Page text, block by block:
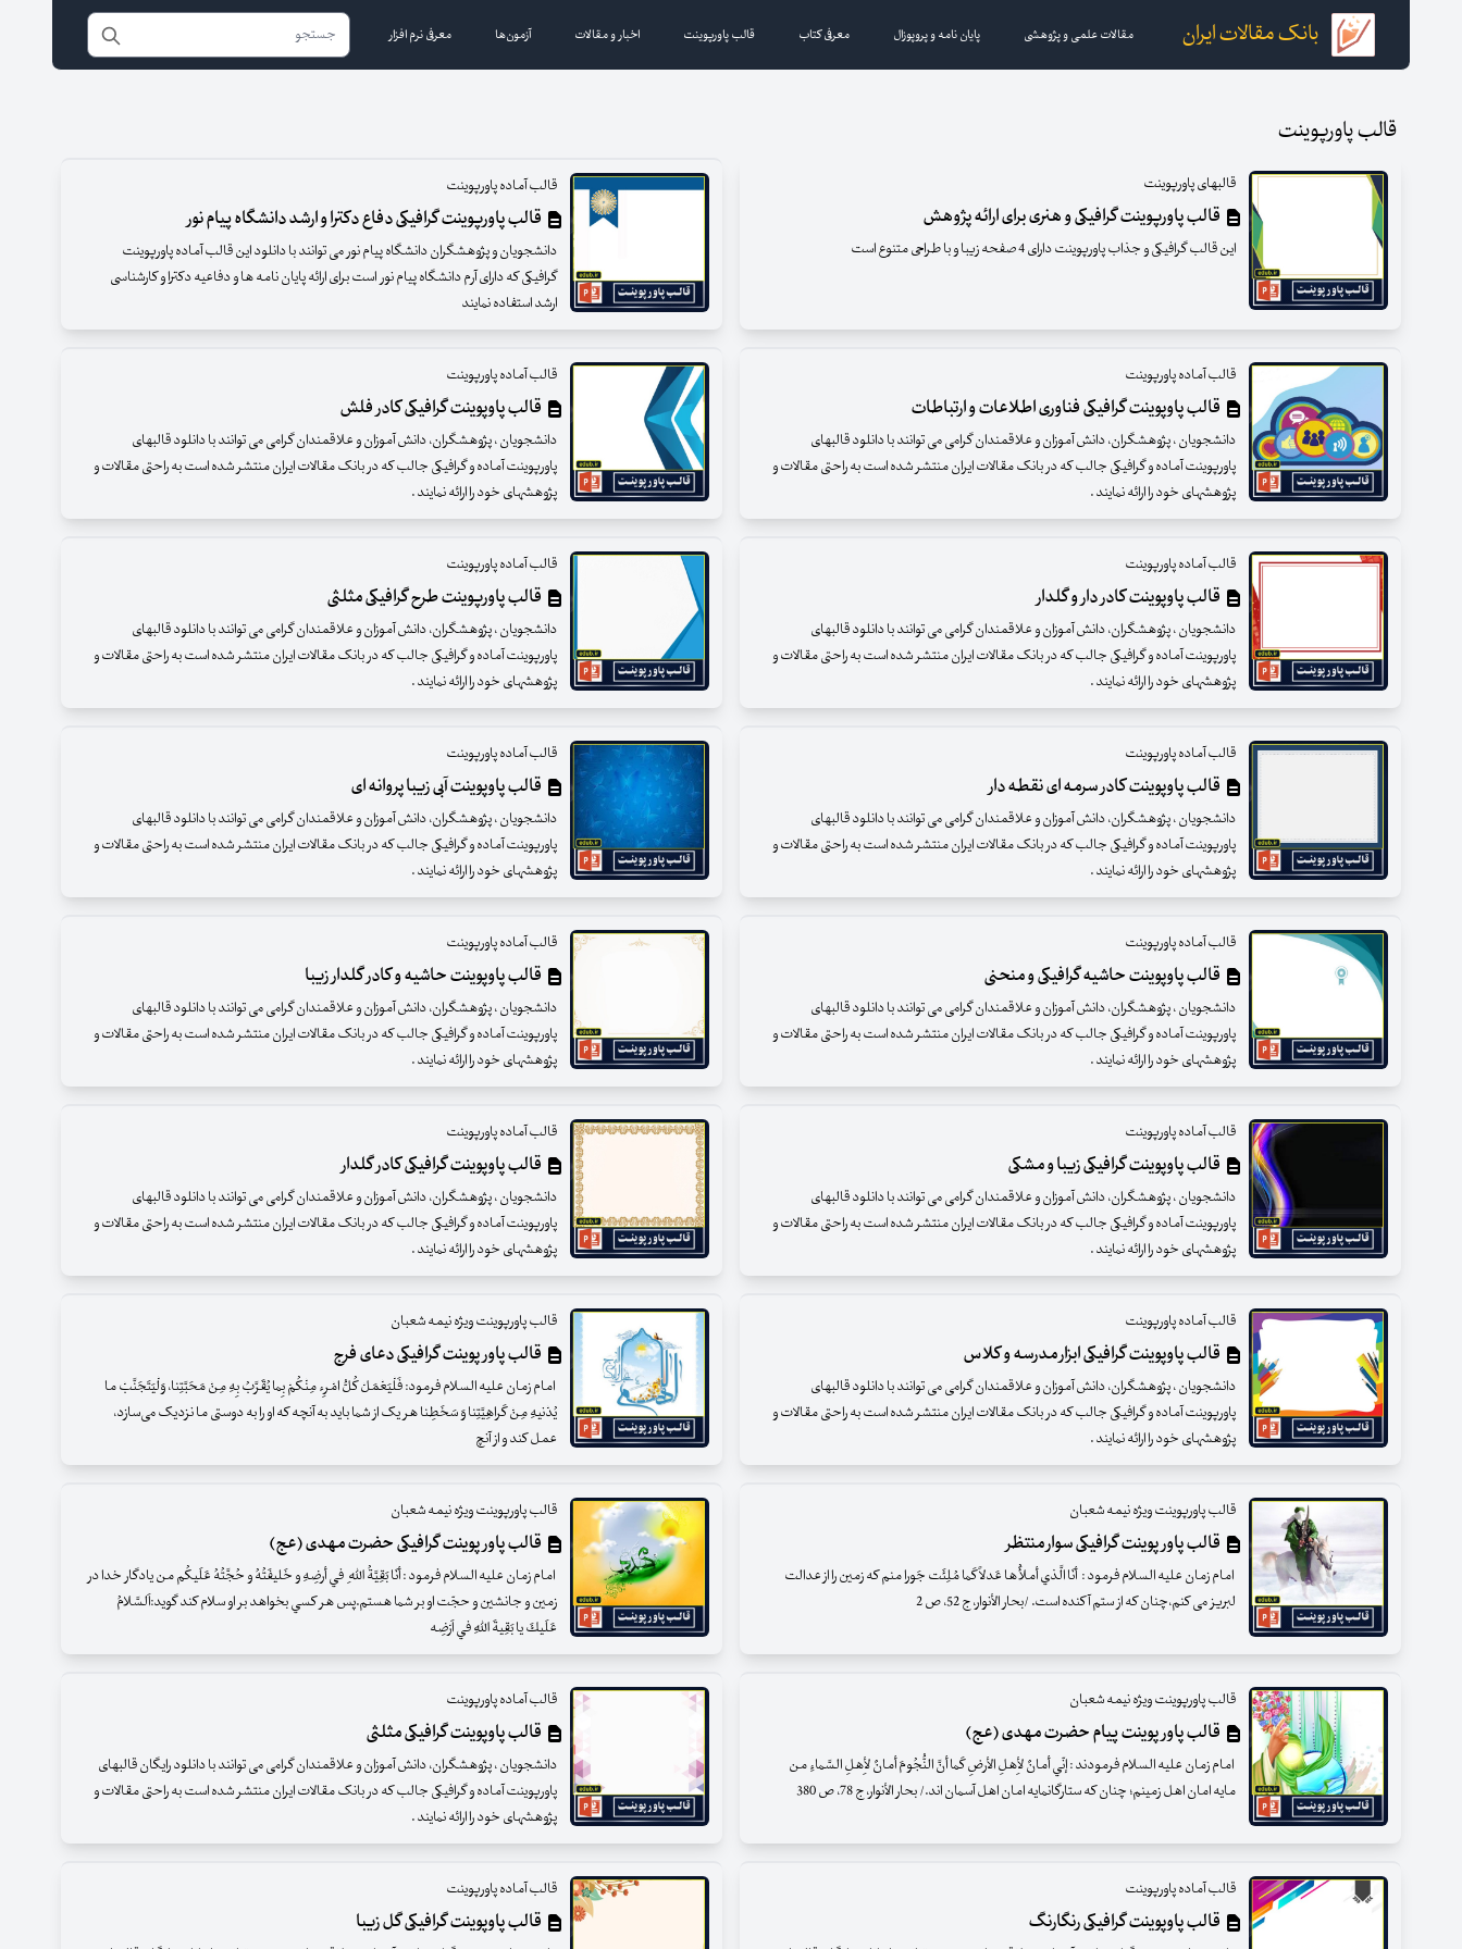
بانک مقالات ایران مقالات علمی و پژوهشی پایان نامه و پروپوزال معرفی کتاب قالب پاورپوینت اخبار و مقالات آزمون‌ها معرفی نرم افزار
قالب پاورپوینت
قالبهای پاورپوینت
قالب پاورپوینت گرافیکی و هنری برای ارائه پژوهش
این قالب گرافیکی و جذاب پاورپوینت دارای 4 صفحه زیبا و با طراحی متنوع است
قالب آماده پاورپوینت
قالب پاورپوینت گرافیکی دفاع دکترا و ارشد دانشگاه پیام نور
دانشجویان و پژوهشگران دانشگاه پیام نور می توانند با دانلود این قالب آماده پاورپوینت
گرافیکی که دارای آرم دانشگاه پیام نور است برای ارائه پایان نامه ها و دفاعیه دکترا و کارشناسی
ارشد استفاده نمایند
قالب آماده پاورپوینت
قالب پاوپوینت گرافیکی فناوری اطلاعات و ارتباطات
دانشجویان ، پژوهشگران، دانش آموزان و علاقمندان گرامی می توانند با دانلود قالبهای
پاورپوینت آماده و گرافیکی جالب که در بانک مقالات ایران منتشر شده است به راحتی مقالات و
پژوهشهای خود را ارائه نمایند .
قالب آماده پاورپوینت
قالب پاوپوینت گرافیکی کادر فلش
دانشجویان ، پژوهشگران، دانش آموزان و علاقمندان گرامی می توانند با دانلود قالبهای
پاورپوینت آماده و گرافیکی جالب که در بانک مقالات ایران منتشر شده است به راحتی مقالات و
پژوهشهای خود را ارائه نمایند .
قالب آماده پاورپوینت
قالب پاوپوینت کادر دار و گلدار
دانشجویان ، پژوهشگران، دانش آموزان و علاقمندان گرامی می توانند با دانلود قالبهای
پاورپوینت آماده و گرافیکی جالب که در بانک مقالات ایران منتشر شده است به راحتی مقالات و
پژوهشهای خود را ارائه نمایند .
قالب آماده پاورپوینت
قالب پاورپوینت طرح گرافیکی مثلثی
دانشجویان ، پژوهشگران، دانش آموزان و علاقمندان گرامی می توانند با دانلود قالبهای
پاورپوینت آماده و گرافیکی جالب که در بانک مقالات ایران منتشر شده است به راحتی مقالات و
پژوهشهای خود را ارائه نمایند .
قالب آماده پاورپوینت
قالب پاوپوینت کادر سرمه ای نقطه دار
دانشجویان ، پژوهشگران، دانش آموزان و علاقمندان گرامی می توانند با دانلود قالبهای
پاورپوینت آماده و گرافیکی جالب که در بانک مقالات ایران منتشر شده است به راحتی مقالات و
پژوهشهای خود را ارائه نمایند .
قالب آماده پاورپوینت
قالب پاوپوینت آبی زیبا پروانه ای
دانشجویان ، پژوهشگران، دانش آموزان و علاقمندان گرامی می توانند با دانلود قالبهای
پاورپوینت آماده و گرافیکی جالب که در بانک مقالات ایران منتشر شده است به راحتی مقالات و
پژوهشهای خود را ارائه نمایند .
قالب آماده پاورپوینت
قالب پاوپوینت حاشیه گرافیکی و منحنی
دانشجویان ، پژوهشگران، دانش آموزان و علاقمندان گرامی می توانند با دانلود قالبهای
پاورپوینت آماده و گرافیکی جالب که در بانک مقالات ایران منتشر شده است به راحتی مقالات و
پژوهشهای خود را ارائه نمایند .
قالب آماده پاورپوینت
قالب پاوپوینت حاشیه و کادر گلدار زیبا
دانشجویان ، پژوهشگران، دانش آموزان و علاقمندان گرامی می توانند با دانلود قالبهای
پاورپوینت آماده و گرافیکی جالب که در بانک مقالات ایران منتشر شده است به راحتی مقالات و
پژوهشهای خود را ارائه نمایند .
قالب آماده پاورپوینت
قالب پاوپوینت گرافیکی زیبا و مشکی
دانشجویان ، پژوهشگران، دانش آموزان و علاقمندان گرامی می توانند با دانلود قالبهای
پاورپوینت آماده و گرافیکی جالب که در بانک مقالات ایران منتشر شده است به راحتی مقالات و
پژوهشهای خود را ارائه نمایند .
قالب آماده پاورپوینت
قالب پاوپوینت گرافیکی کادر گلدار
دانشجویان ، پژوهشگران، دانش آموزان و علاقمندان گرامی می توانند با دانلود قالبهای
پاورپوینت آماده و گرافیکی جالب که در بانک مقالات ایران منتشر شده است به راحتی مقالات و
پژوهشهای خود را ارائه نمایند .
قالب آماده پاورپوینت
قالب پاوپوینت گرافیکی ابزار مدرسه و کلاس
دانشجویان ، پژوهشگران، دانش آموزان و علاقمندان گرامی می توانند با دانلود قالبهای
پاورپوینت آماده و گرافیکی جالب که در بانک مقالات ایران منتشر شده است به راحتی مقالات و
پژوهشهای خود را ارائه نمایند .
قالب پاورپوینت ویژه نیمه شعبان
قالب پاور پوینت گرافیکی دعای فرج
امام زمان علیه السلام فرمود: فَلْیَعْمَلْ کُلُّ امْرِء مِنْکُمْ بِما یُقَرَّبُ بِهِ مِنْ مَحَبَّتِنا، وَلْیَتَجَنَّبْ ما
یُدْنیهِ مِنْ کَراهِیَّتِنا وَ سَخَطِنا هر یک از شما باید به آنچه که او را به دوستى ما نزدیک مى‌سازد،
عمل کند و از آنچ
قالب پاورپوینت ویژه نیمه شعبان
قالب پاور پوینت گرافیکی سوار منتظر
امام زمان علیه السلام فرمود : أنَا الَّذي أملأَُها عَدلاً كَما مُلِئَت جَورا منم كه زمين را از عدالت
لبريز مى كنم،چنان كه از ستم آكنده است. /بحار الأنوار، ج 52، ص 2
قالب پاورپوینت ویژه نیمه شعبان
قالب پاور پوینت گرافیکی حضرت مهدی (عج)
امام زمان علیه السلام فرمود : أنَا بَقِيَّةُ اللّه ِ في أرضِهِ و خَليفَتُهُ و حُجَّتُهُ عَلَيكُم من يادگار خدا در
زمين و جانشين و حجّت او بر شما هستم.پس هر كسي بخواهد بر او سلام كند گويد:اَلسَّلامُ
عَلَيكَ يا بَقِيةَ اللّهِ في اَرْضِه
قالب پاورپوینت ویژه نیمه شعبان
قالب پاور پوینت پیام حضرت مهدی (عج)
امام زمان علیه السلام فرمودند : إنّي أمانٌ لأِهلِ الأرضِ كَما أنَّ النُّجُومَ أمانٌ لأِهلِ السَّماءِ من
مايه امان اهل زمينم؛ چنان كه ستارگانمايه امان اهل آسمان اند./ بحار الأنوار، ج 78، ص 380
قالب آماده پاورپوینت
قالب پاوپوینت گرافیکی مثلثی
دانشجویان ، پژوهشگران، دانش آموزان و علاقمندان گرامی می توانند با دانلود رایگان قالبهای
پاورپوینت آماده و گرافیکی جالب که در بانک مقالات ایران منتشر شده است به راحتی مقالات و
پژوهشهای خود را ارائه نمایند .
قالب آماده پاورپوینت
قالب پاوپوینت گرافیکی رنگارنگ
قالب آماده پاورپوینت
قالب پاوپوینت گرافیکی گل زیبا